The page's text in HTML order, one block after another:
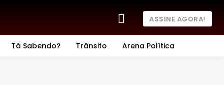
ASSINE AGORA!
Tá Sabendo? Trânsito Arena Política